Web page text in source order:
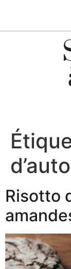
Risotto